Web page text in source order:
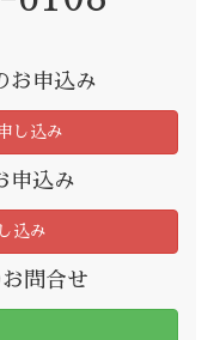
お申込み
し込み
申込み
込み
問合せ